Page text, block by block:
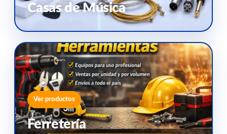
Casas de Música
Ver productos
Ferretería